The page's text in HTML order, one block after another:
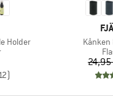
Holder
12)
Artikel
24,95